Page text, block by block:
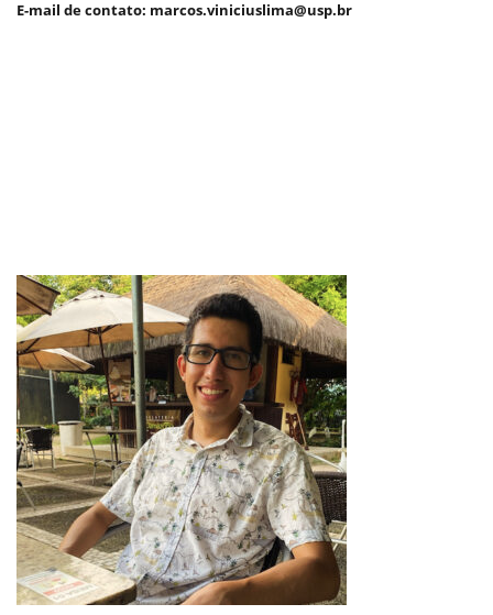
E-mail de contato: marcos.viniciuslima@usp.br